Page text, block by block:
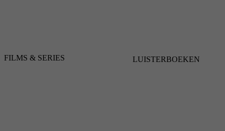
FILMS & SERIES LUISTERBOEKEN